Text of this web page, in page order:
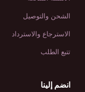
الشحن والتوصيل
الاسترجاع والاسترداد
تتبع الطلب
انضم إلينا